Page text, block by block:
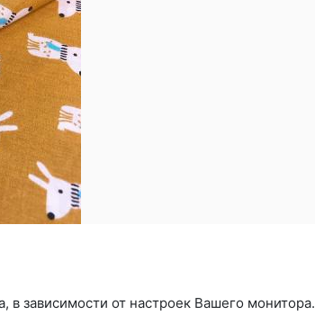
зависимости от настроек Вашего монитора.